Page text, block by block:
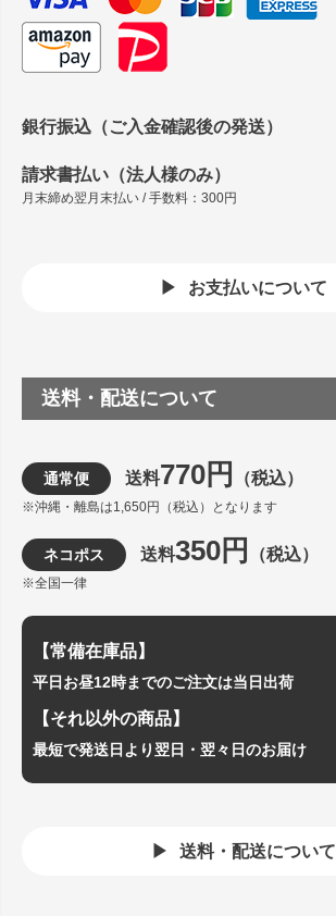
銀行振込（ご入金確認後の発送）
請求書払い（法人様のみ）
月末締め翌月末払い / 手数料：300円
お支払いについて
送料・配送について
通常便 送料770円 （税込）
※沖縄・離島は1,650円（税込）となります
ネコポス 送料350円 （税込）
※全国一律
【常備在庫品】
平日お昼12時までのご注文は当日出荷
【それ以外の商品】
最短で発送日より翌日・翌々日のお届け
送料・配送について